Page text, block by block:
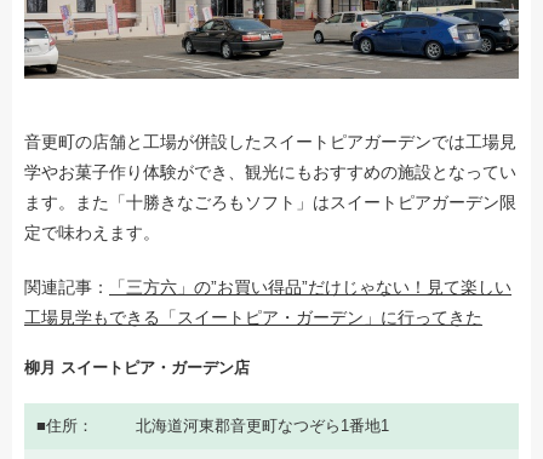
音更町の店舗と工場が併設したスイートピアガーデンでは工場見
学やお菓子作り体験ができ、観光にもおすすめの施設となってい
ます。また「十勝きなごろもソフト」はスイートピアガーデン限
定で味わえます。
関連記事：
「三方六」の”お買い得品”だけじゃない！見て楽しい
工場見学もできる「スイートピア・ガーデン」に行ってきた
柳月 スイートピア・ガーデン店
住所 北海道河東郡音更町なつぞら1番地1